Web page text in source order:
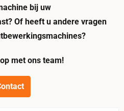
bij uw
Of heeft u andere vragen
met ons team!